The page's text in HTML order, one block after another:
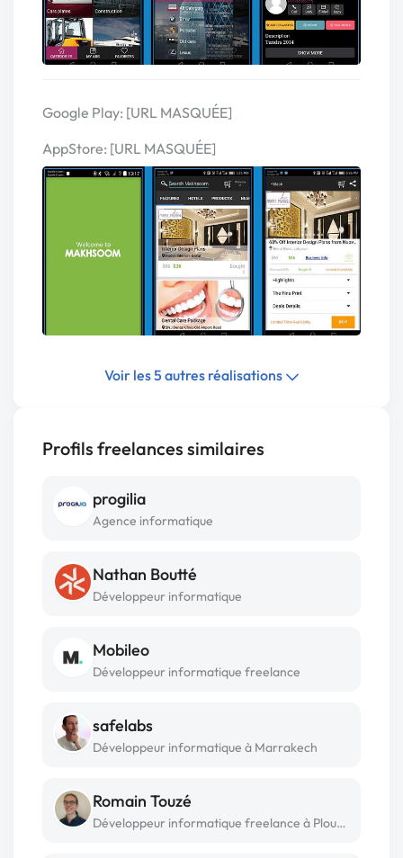
Google Play: [URL MASQUÉE]
AppStore: [URL MASQUÉE]
Voir les 5 autres réalisations
Profils freelances similaires
progilia
Agence informatique
Nathan Boutté
Développeur informatique
Mobileo
Développeur informatique freelance
safelabs
Développeur informatique à Marrakech
Romain Touzé
Développeur informatique freelance à Plouarzel